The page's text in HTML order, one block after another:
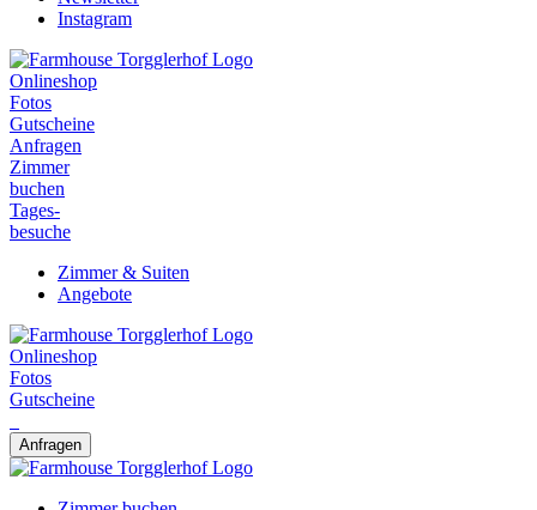
Instagram
Onlineshop
Fotos
Gutscheine
Anfragen
Zimmer
buchen
Tages-
besuche
Zimmer & Suiten
Angebote
Onlineshop
Fotos
Gutscheine
Anfragen